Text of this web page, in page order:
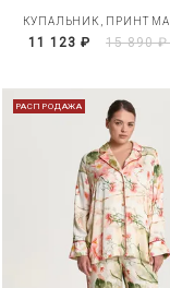
КУПАЛЬНИК, ПРИНТ
11 123 ₽ 15 890
РАСПРОДАЖА